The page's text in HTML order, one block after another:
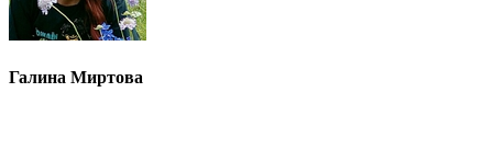
Галина Миртова